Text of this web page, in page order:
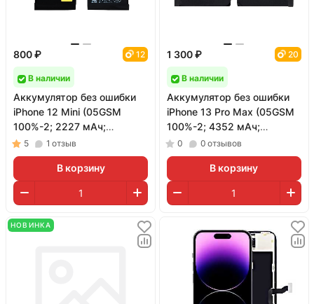
800 ₽ 12
В наличии
Аккумулятор без ошибки
iPhone 12 Mini (05GSM
100%-2; 2227 мАч;
гарантия 1 год)
5 1 отзыв
В корзину
1 300 ₽ 20
В наличии
Аккумулятор без ошибки
iPhone 13 Pro Max (05GSM
100%-2; 4352 мАч;
гарантия 1 год)
0 0 отзывов
В корзину
НОВИНКА